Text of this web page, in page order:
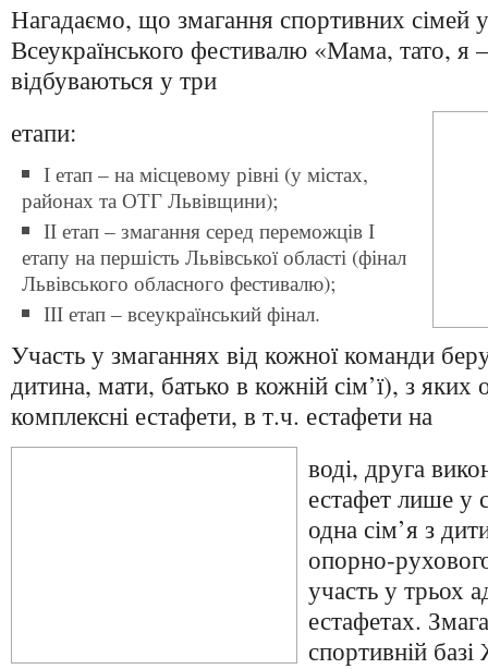
Нагадаємо, що змагання спортивних сімей
Всеукраїнського фестивалю «Мама, тато, я
відбуваються у три
етапи:
І етап – на місцевому рівні (у містах,
районах та ОТГ Львівщини);
ІІ етап – змагання серед переможців І
етапу на першість Львівської області (фінал
Львівського обласного фестивалю);
ІІІ етап – всеукраїнський фінал.
Участь у змаганнях від кожної команди
дитина, мати, батько в кожній сім’ї), з яких
комплексні естафети, в т.ч. естафети на
воді, друга
естафет лише у
одна сім’я з
опорно-
участь у трьох
естафетах.
спортивній